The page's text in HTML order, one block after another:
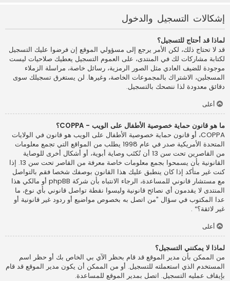
إشكالات التسجيل والدخول
لماذا قد أحتاج للتسجيل؟
قد لا تحتاج ذلك، لكن الأمر يرجع إلى مسؤولي الموقع إن فرضوا عليك التسجيل
لكتابة مشاركات لك في المنتدى، على العموم التسجيل يعطيك صلاحيات ليست
موجودة للضيف العادي مثل الصور الرمزية، رسائل خاصة، مراسلة الزملاء
المسجلين، الاشتراك بالمجموعات الخاصة، وغيرها. لن يستغرق تسجيلك سوى
دقائق معدودة لذا ننصحك بالتسجيل.
أعلى
ما هو قانون حماية خصوصية الأطفال على الويب - COPPA؟
COPPA، أو قانون حماية خصوصية الأطفال على الويب هو قانون في الولايات
المتحدة الأمريكية صدر في عام 1998 يطلب من المواقع التي تجمع معلومات
من القاصرين تحت سن 13 أن تُكتَب وصاية أبوية، أو أشكال أخرى للوصاية
القانونية بأن يسمحوا بجمع معلومات خاصة معرفة من القاصر تحت سن 13. إذا
كنت غير متأكد إذا كان ينطبق عليك هذا القانون بوصفك شخصا فقم بالتواصل
مع مستشار قانوني للمساعدة، الرجاء الانتباه بأن شركة phpBB أو مالكي هذا
المنتدى لا يقدمون أي نصائح قانونية وليسوا نقطة تواصل قانوني بأي نوع، ما
عدا المكتوب في سؤال ”من اتصل به بخصوص مواضيع أو ردود غير قانونية أو
غير لائقة؟“ .
أعلى
لماذا لا يمكنني التسجيل؟
من الممكن بأن مدير الموقع قد قام بحظر الآي بي الخاص بك أو حظر اسم
المستخدم الذي استعملته للتسجيل. أو من الممكن أن يكون مدير الموقع قد قام
بإيقاف عمليه التسجيل. اتصل بمدير الموقع للمساعدة.